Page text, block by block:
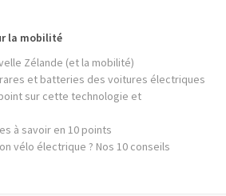
la mobilité
Zélande (et la mobilité)
et batteries des voitures électriques
sur cette technologie et
à savoir en 10 points
vélo électrique ? Nos 10 conseils